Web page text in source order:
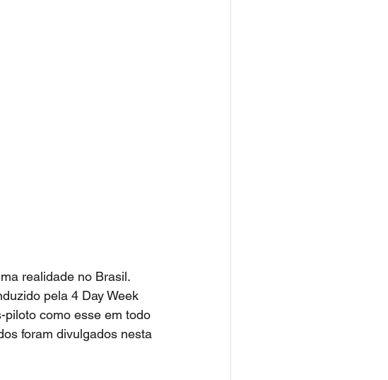
realidade no Brasil.
pela 4 Day Week
como esse em todo
foram divulgados nesta